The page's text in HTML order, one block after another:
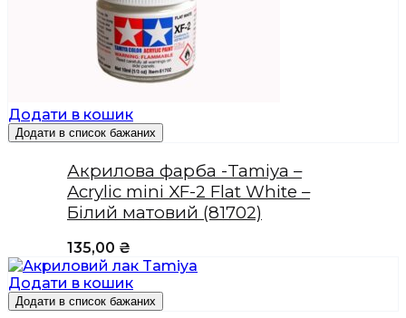
Додати в кошик
Додати в список бажаних
Акрилова фарба -Tamiya –
Acrylic mini XF-2 Flat White –
Білий матовий (81702)
135,00 ₴
Додати в кошик
Додати в список бажаних